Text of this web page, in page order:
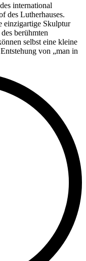
international
des Lutherhauses.
einzigartige Skulptur
berühmten
selbst eine kleine
von „man in